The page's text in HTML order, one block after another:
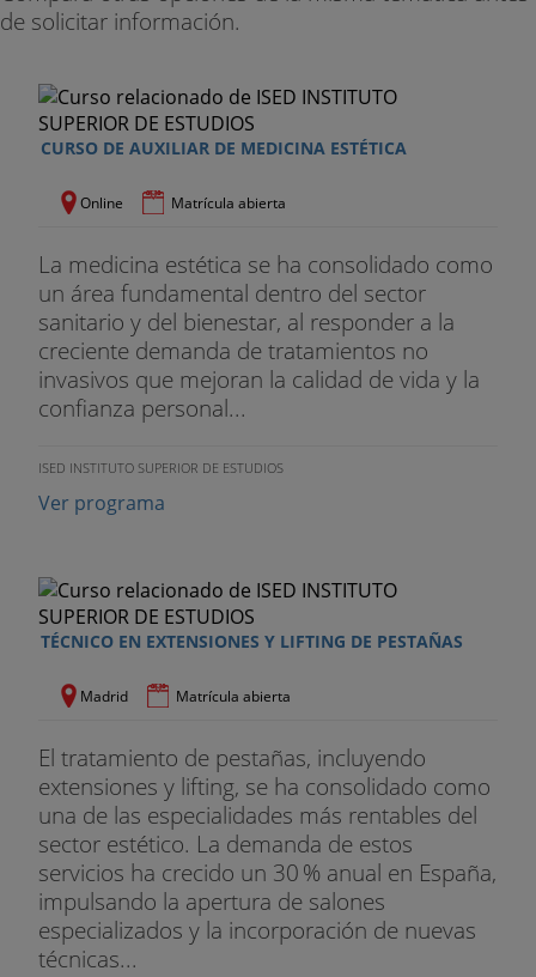
de solicitar información.
CURSO DE AUXILIAR DE MEDICINA ESTÉTICA
Online Matrícula abierta
La medicina estética se ha consolidado como
un área fundamental dentro del sector
sanitario y del bienestar, al responder a la
creciente demanda de tratamientos no
invasivos que mejoran la calidad de vida y la
confianza personal...
ISED INSTITUTO SUPERIOR DE ESTUDIOS
Ver programa
TÉCNICO EN EXTENSIONES Y LIFTING DE PESTAÑAS
Madrid Matrícula abierta
El tratamiento de pestañas, incluyendo
extensiones y lifting, se ha consolidado como
una de las especialidades más rentables del
sector estético. La demanda de estos
servicios ha crecido un 30 % anual en España,
impulsando la apertura de salones
especializados y la incorporación de nuevas
técnicas...